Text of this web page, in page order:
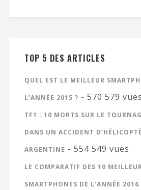
TOP 5 DES ARTICLES
QUEL EST LE MEILLEUR
L’ANNÉE 2015 ? - 570 579 vues
TF1 : 10 MORTS SUR LE
DANS UN ACCIDENT
ARGENTINE - 554 549 vues
LE COMPARATIF DES 10
SMARTPHONES DE L’ANNÉE 2016